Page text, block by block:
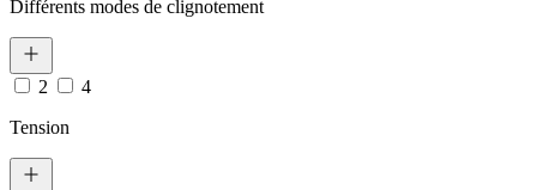
Différents modes de clignotement
2
4
Tension